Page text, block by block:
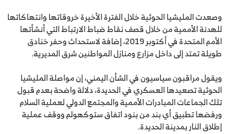
وصعدت المليشيا الحوثية خلال الفترة الأخيرة خروقاتها وانتهاكاتها
للهدنة الأممية من خلال قصف نقاط ضباط الارتباط التي أنشأتها
الأمم المتحدة في أكتوبر 2019، إضافة لاستحداث وحفر خنادق
طويلة تمتد إلى داخل مزارع ومنازل المواطنين شرق المديرية.
ويقول مراقبون سياسيون في الشأن اليمني، إن مواصلة المليشيا
الحوثية تصعيدها العسكري في الحديدة، دلالة واضحة بعدم قبول
تلك الجماعات المبادرات الأممية والمجتمع الدولي لعملية السلام
ورفضها تطبيق أي بند من بنود اتفاق ستوكهولم ووقف عملية
إطلاق النار بمدينة الحديدة.